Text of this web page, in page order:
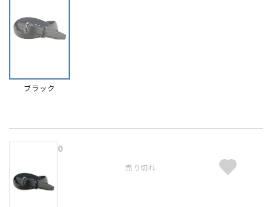
ブラック
0
売り切れ